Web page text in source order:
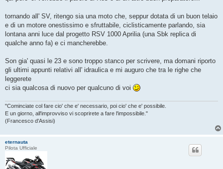
tornando all' SV, ritengo sia una moto che, seppur dotata di un buon telaio
e di un motore onestissimo e sfruttabile, ciclisticamente parlando, sia
lontana anni luce dal progetto RSV 1000 Aprilia (una Sbk replica di
qualche anno fa) e ci mancherebbe.
Son gia' quasi le 23 e sono troppo stanco per scrivere, ma domani riporto
gli ultimi appunti relativi all' idraulica e mi auguro che tra le righe che
leggerete
ci sia qualcosa di nuovo per qualcuno di voi
"Cominciate col fare cio' che e' necessario, poi cio' che e' possibile.
E un giorno, all'improvviso vi scoprirete a fare l'impossibile."
(Francesco d'Assisi)
eternauta
Pilota Ufficiale